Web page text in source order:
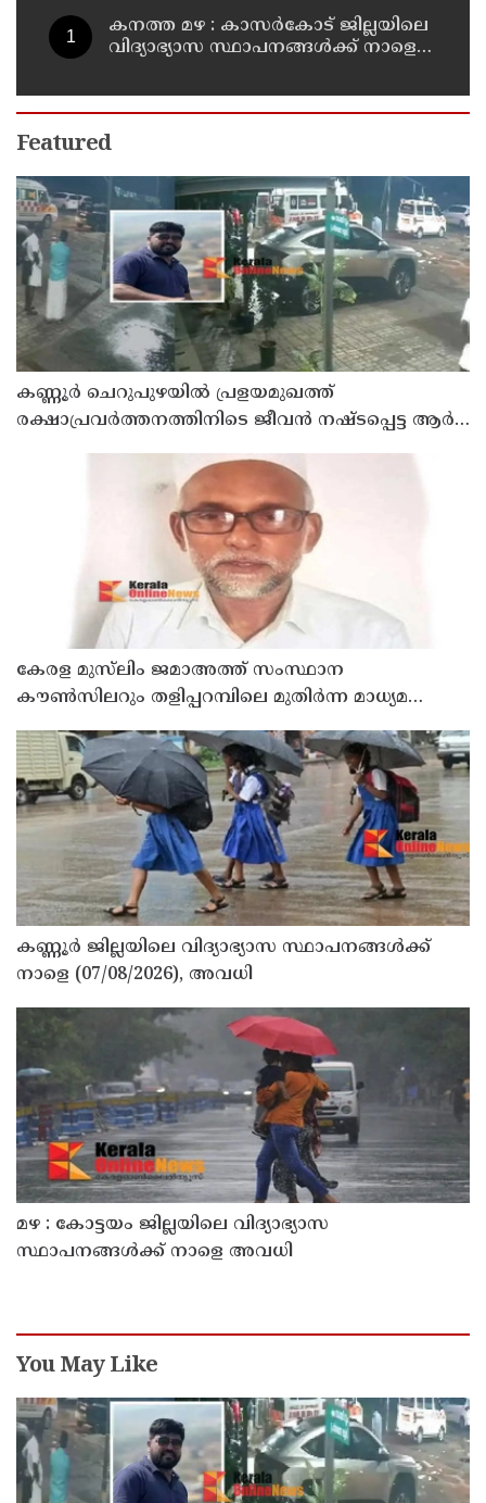
കനത്ത മഴ : കാസർകോട് ജില്ലയിലെ
വിദ്യാഭ്യാസ സ്ഥാപനങ്ങൾക്ക് നാളെ
Featured
കണ്ണൂർ ചെറുപുഴയിൽ പ്രളയമുഖത്ത്
രക്ഷാപ്രവർത്തനത്തിനിടെ ജീവൻ നഷ്ടപ്പെട്ട ആർ.
കാണിച്ചതായി ആരോപണം
കേരള മുസ്‌ലിം ജമാഅത്ത് സംസ്ഥാന
കൗൺസിലറും തളിപ്പറമ്പിലെ മുതിർന്ന മാധ്യമ
നിര്യാതനായി
കണ്ണൂർ ജില്ലയിലെ വിദ്യാഭ്യാസ സ്ഥാപനങ്ങള്‍ക്ക്
നാളെ (07/08/2026), അവധി
മഴ : കോട്ടയം ജില്ലയിലെ വിദ്യാഭ്യാസ
സ്ഥാപനങ്ങൾക്ക് നാളെ അവധി
You May Like